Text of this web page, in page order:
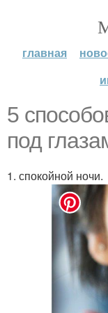
главная
5
под
1. спокойной ночи.